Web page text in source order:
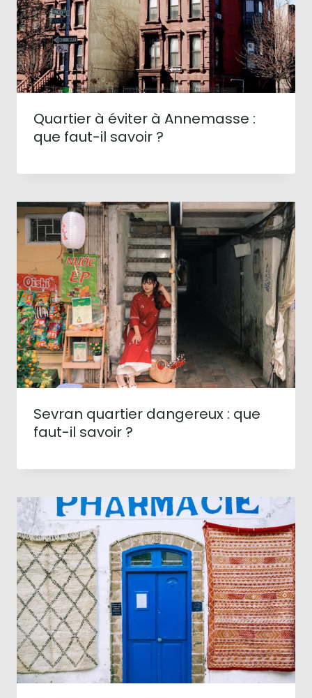
Quartier à éviter à Annemasse :
que faut-il savoir ?
Sevran quartier dangereux : que
faut-il savoir ?